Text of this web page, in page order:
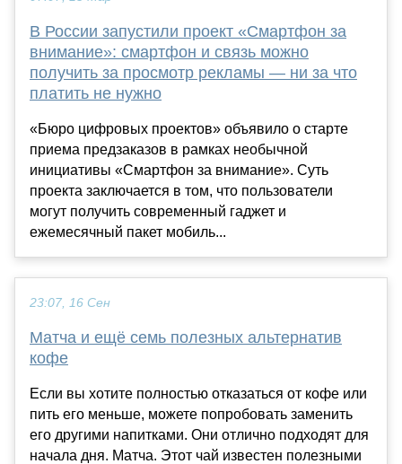
В России запустили проект «Смартфон за
внимание»: смартфон и связь можно
получить за просмотр рекламы — ни за что
платить не нужно
«Бюро цифровых проектов» объявило о старте
приема предзаказов в рамках необычной
инициативы «Смартфон за внимание». Суть
проекта заключается в том, что пользователи
могут получить современный гаджет и
ежемесячный пакет мобиль...
23:07, 16 Сен
Матча и ещё семь полезных альтернатив
кофе
Если вы хотите полностью отказаться от кофе или
пить его меньше, можете попробовать заменить
его другими напитками. Они отлично подходят для
начала дня. Матча. Этот чай известен полезными